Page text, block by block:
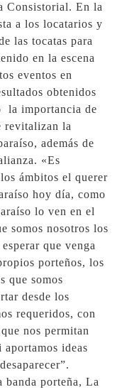
Consistorial. En la
a los locatarios y
las tocatas para
en la escena
eventos en
obtenidos
la importancia de
revitalizan la
además de
«Es
ámbitos el querer
hoy día, como
lo ven en el
somos nosotros los
que venga
porteños, los
que somos
desde los
requeridos, con
nos permitan
ideas
porteña, La